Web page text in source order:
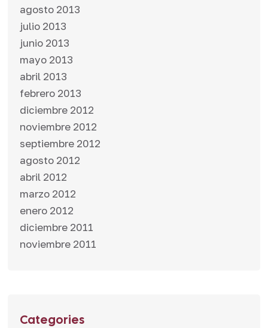
agosto 2013
julio 2013
junio 2013
mayo 2013
abril 2013
febrero 2013
diciembre 2012
noviembre 2012
septiembre 2012
agosto 2012
abril 2012
marzo 2012
enero 2012
diciembre 2011
noviembre 2011
Categories